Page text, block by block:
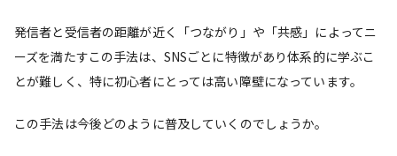
発信者と受信者の距離が近く「つながり」や「共感」によってニ
ーズを満たすこの手法は、SNSごとに特徴があり体系的に学ぶこ
とが難しく、特に初心者にとっては高い障壁になっています。
この手法は今後どのように普及していくのでしょうか。